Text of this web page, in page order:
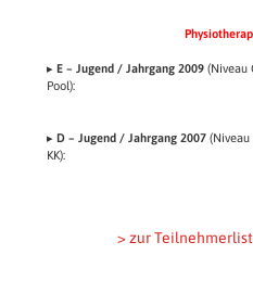
▸ E – Jugend / Jahrgang 2009 (Niveau
Pool):
▸ D – Jugend / Jahrgang 2007 (Niveau
KK):
> zur